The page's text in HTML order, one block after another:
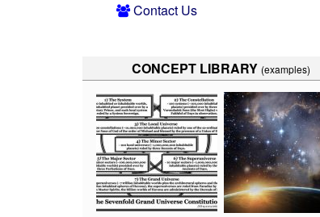
Contact Us
CONCEPT LIBRARY (examples)